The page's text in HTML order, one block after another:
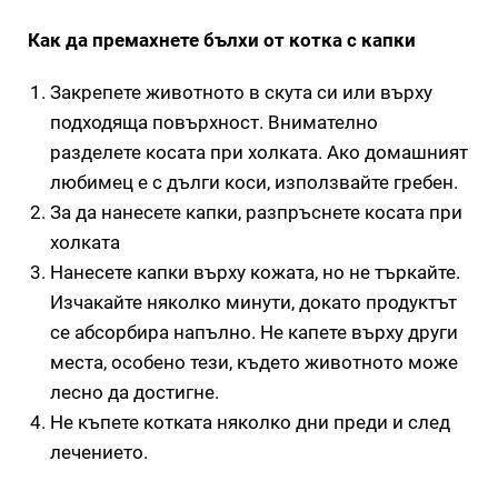
Как да премахнете бълхи от котка с капки
Закрепете животното в скута си или върху
подходяща повърхност. Внимателно
разделете косата при холката. Ако домашният
любимец е с дълги коси, използвайте гребен.
За да нанесете капки, разпръснете косата при
холката
Нанесете капки върху кожата, но не търкайте.
Изчакайте няколко минути, докато продуктът
се абсорбира напълно. Не капете върху други
места, особено тези, където животното може
лесно да достигне.
Не къпете котката няколко дни преди и след
лечението.